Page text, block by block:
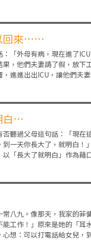
回來……
「外母有病，現在進了
，他們夫妻請了假，放下
進進出出ICU，讓他們夫
白…
聽過父母這句話：「現在
一天你長大了，就明白！
「長大了就明白」作為藉
八九。像那天，我家的菲
能工作！」原來是她的「耳
想：可以打電話給女兒，